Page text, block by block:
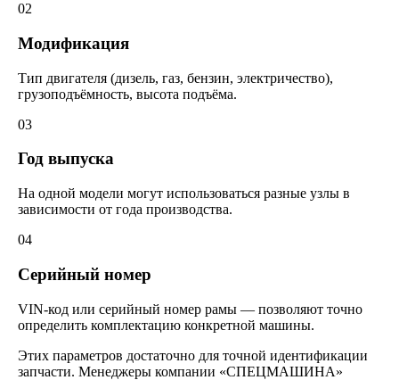
02
Модификация
Тип двигателя (дизель, газ, бензин, электричество),
грузоподъёмность, высота подъёма.
03
Год выпуска
На одной модели могут использоваться разные узлы в
зависимости от года производства.
04
Серийный номер
VIN-код или серийный номер рамы — позволяют точно
определить комплектацию конкретной машины.
Этих параметров достаточно для точной идентификации
запчасти. Менеджеры компании «СПЕЦМАШИНА»